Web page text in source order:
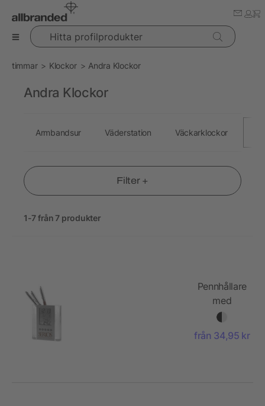
Hitta profilprodukter
timmar Klockor Andra Klockor
Filter +
1-7 från 7 produkter
Pennhållare
med
klocka
från 34,95 kr
Andra Klockor
Armbandsur Väderstation Väckarklockor